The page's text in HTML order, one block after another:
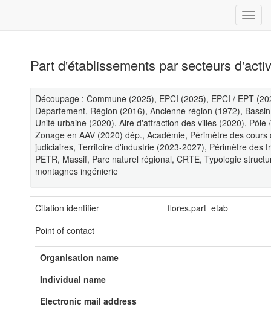
Part d'établissements par secteurs
Découpage : Commune (2025), EPCI (2025), EPCI / EPT
Département, Région (2016), Ancienne région (1972),
Unité urbaine (2020), Aire d'attraction des villes (2020), Pôle
Zonage en AAV (2020) dép., Académie, Périmètre des
judiciaires, Territoire d'industrie (2023-2027), Périmètre des
PETR, Massif, Parc naturel régional, CRTE, Typologie
montagnes ingénierie
Citation identifier
flores.part_etab
Point of contact
Organisation name
Individual name
Electronic mail address